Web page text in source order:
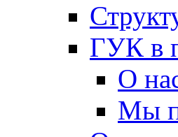
ГУК в
О
Мы